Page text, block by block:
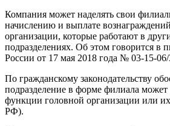
Компания может наделять свои
начислению и выплате
организации, которые работают в
подразделениях. Об этом говорится в
России от 17 мая 2018 года № 03-15-06/
По гражданскому законодательству
подразделение в форме филиала может
функции головной организации или
РФ).